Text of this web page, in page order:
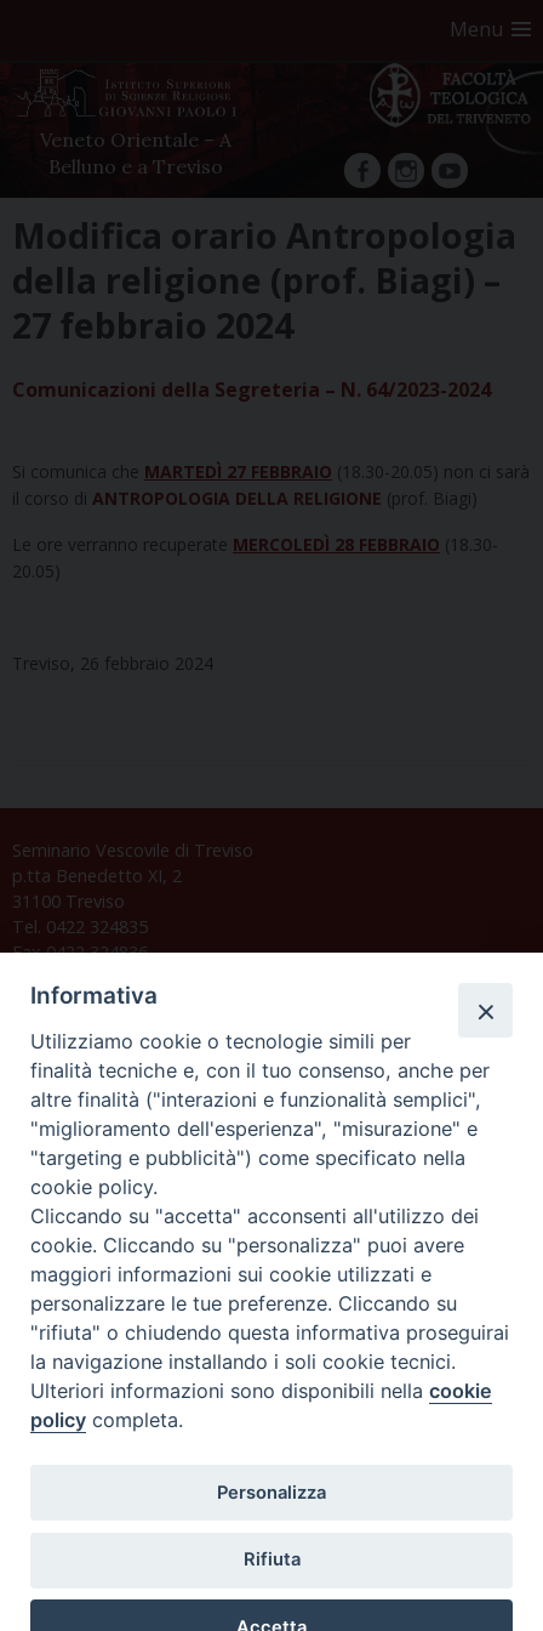
Menu
Veneto Orientale – A
Belluno e a Treviso
facebookInstagram
YouTube
content
Modifica orario Antropologia
della religione (prof. Biagi) –
27 febbraio 2024
Comunicazioni della Segreteria – N. 64/2023-2024
Si comunica che MARTEDÌ 27 FEBBRAIO (18.30-20.05) non ci sarà
il corso di ANTROPOLOGIA DELLA RELIGIONE (prof. Biagi)
Le ore verranno recuperate MERCOLEDÌ 28 FEBBRAIO (18.30-
20.05)
Treviso, 26 febbraio 2024
Seminario Vescovile di Treviso
p.tta Benedetto XI, 2
31100 Treviso
Tel. 0422 324835
Fax 0422 324836
C.F. 94004060268
Orario di segreteria
Lunedì 17.30-19.30
Martedì 17.30-19.30
Mercoledì 17.30-19.30
Giovedì 17.30-19.30
Venerdì chiuso
Sabato 9.30-11.30
Privacy e sicurezza
Informativa
Utilizziamo cookie o tecnologie simili per
finalità tecniche e, con il tuo consenso, anche per
altre finalità ("interazioni e funzionalità semplici",
"miglioramento dell'esperienza", "misurazione" e
"targeting e pubblicità") come specificato nella
cookie policy.
Cliccando su "accetta" acconsenti all'utilizzo dei
cookie. Cliccando su "personalizza" puoi avere
maggiori informazioni sui cookie utilizzati e
personalizzare le tue preferenze. Cliccando su
"rifiuta" o chiudendo questa informativa proseguirai
la navigazione installando i soli cookie tecnici.
Ulteriori informazioni sono disponibili nellacookie
policy completa.
Personalizza
Rifiuta